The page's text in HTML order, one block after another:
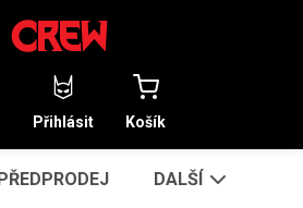
Přihlásit Košík
DALŠÍ